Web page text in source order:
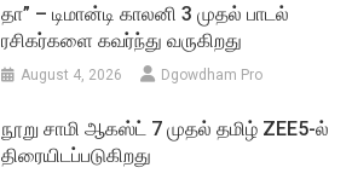
தா” – டிமான்டி காலனி 3 முதல் பாடல்
ரசிகர்களை கவர்ந்து வருகிறது
August 4, 2026 Dgowdham Pro
நூறு சாமி ஆகஸ்ட் 7 முதல் தமிழ் ZEE5-ல்
திரையிடப்படுகிறது